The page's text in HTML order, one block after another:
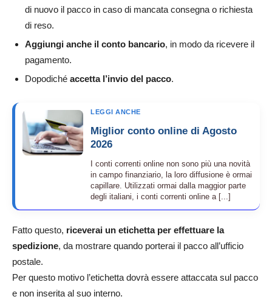
di nuovo il pacco in caso di mancata consegna o richiesta
di reso.
Aggiungi anche il conto bancario, in modo da ricevere il
pagamento.
Dopodiché accetta l’invio del pacco.
LEGGI ANCHE
Miglior conto online di Agosto
2026
I conti correnti online non sono più una novità
in campo finanziario, la loro diffusione è ormai
capillare. Utilizzati ormai dalla maggior parte
degli italiani, i conti correnti online a [...]
Fatto questo, riceverai un etichetta per effettuare la
spedizione, da mostrare quando porterai il pacco all’ufficio
postale.
Per questo motivo l’etichetta dovrà essere attaccata sul pacco
e non inserita al suo interno.